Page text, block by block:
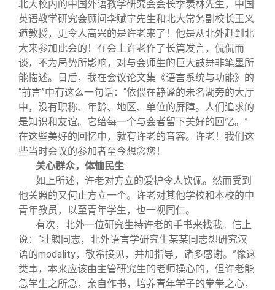
北大校内的中国外语教学研究会会长季羡林先生，中国
英语教学研究会顾问李赋宁先生和北大常务副校长王义
遒教授，更令人高兴的是许老来了！他是从北外赶到北
大来参加此会的！在会上许老作了长篇发言，侃侃而
谈，不为局势所影响，对与会师生的巨大鼓舞非笔墨所
能描述。日后，我在会议论文集《语言系统与功能》的
“前言”中有这么一句话：“依偎在静谧的未名湖旁的大厅
中，没有职称、年龄、地区、单位的屏障。人们追求的
是知识和友谊。它给每一个与会者留下美好的回忆。”
在这些美好的回忆中，就有许老的音容。许老！我们这
些当时会议的参加者至今想念您！
关心群众，体恤民生
如上所述，许老对方立的爱护令人钦佩。然而受到
他关照的又何止方立一个。许老对其他学校和本校的中
青年教员，以至青年学生，也一视同仁。
有次，北外一位研究生持许老的手书来找我。信上
说：“壮麟同志，北外语言学研究生某某同志想研究汉
语的modality，敬希接见，并加指导，诸多感谢。”像这
类事，本来应该由主管研究生的老师操心的，但许老能
急学生之所急，亲自作书，培养青年学子的拳拳之心，